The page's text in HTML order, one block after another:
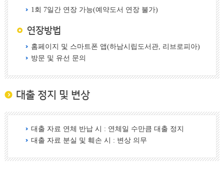
1회 7일간 연장 가능(예약도서 연장 불가)
연장방법
홈페이지 및 스마트폰 앱(하남시립도서관, 리브로피아)
방문 및 유선 문의
대출 정지 및 변상
대출 자료 연체 반납 시 : 연체일 수만큼 대출 정지
대출 자료 분실 및 훼손 시 : 변상 의무